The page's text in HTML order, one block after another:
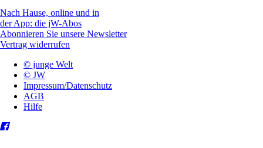
Nach Hause, online und in
der App: die jW-Abos
Abonnieren Sie unsere Newsletter
Vertrag widerrufen
© junge Welt
© JW
Impressum/Datenschutz
AGB
Hilfe